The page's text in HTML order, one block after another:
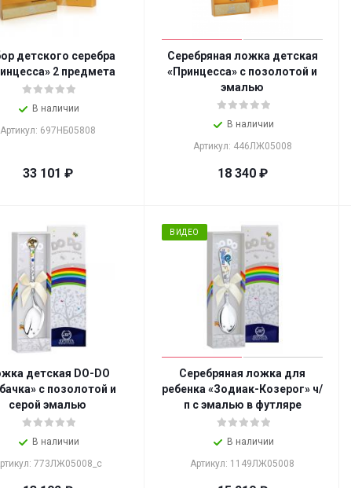
детского серебра
2 предмета
В наличии
Артикул: 697НБ05808
33 101 ₽
Серебряная ложка детская
«Принцесса» с позолотой и
эмалью
В наличии
Артикул: 446ЛЖ05008
18 340₽
детская DO-DO
с позолотой и
серой эмалью
В наличии
773ЛЖ05008_с
ВИДЕО
Серебряная ложка для
ребенка «Зодиак-Козерог» ч/
п с эмалью в футляре
В наличии
Артикул: 1149ЛЖ05008